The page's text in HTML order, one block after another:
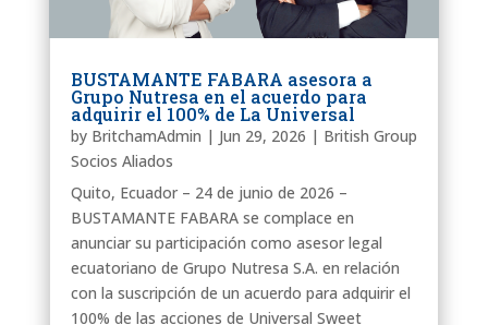
BUSTAMANTE FABARA asesora a
Grupo Nutresa en el acuerdo para
adquirir el 100% de La Universal
by BritchamAdmin | Jun 29, 2026 | British Group
Socios Aliados
Quito, Ecuador – 24 de junio de 2026 –
BUSTAMANTE FABARA se complace en
anunciar su participación como asesor legal
ecuatoriano de Grupo Nutresa S.A. en relación
con la suscripción de un acuerdo para adquirir el
100% de las acciones de Universal Sweet